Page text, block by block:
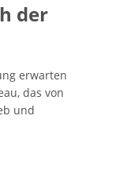
der
erwarten
das von
und